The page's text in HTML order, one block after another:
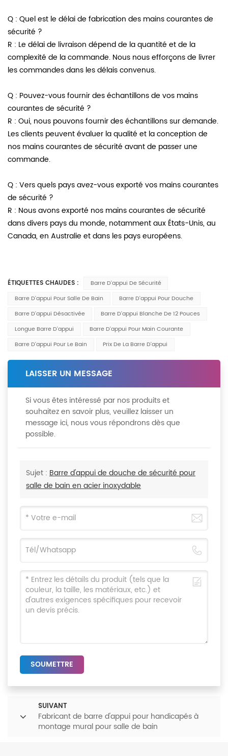
Q : Quel est le délai de fabrication des mains courantes de
sécurité ?
R : Le délai de livraison dépend de la quantité et de la
complexité de la commande. Nous nous efforçons de livrer
les commandes dans les délais convenus.
Q : Pouvez-vous fournir des échantillons de vos mains
courantes de sécurité ?
R : Oui, nous pouvons fournir des échantillons sur demande.
Les clients peuvent évaluer la qualité et la conception de
nos mains courantes de sécurité avant de passer une
commande.
Q : Vers quels pays avez-vous exporté vos mains courantes
de sécurité ?
R : Nous avons exporté nos mains courantes de sécurité
dans divers pays du monde, notamment aux États-Unis, au
Canada, en Australie et dans les pays européens.
ÉTIQUETTES CHAUDES :
Barre D'appui De Sécurité
Barre D'appui Pour Salle De Bain
Barre D'appui Pour Douche
Barre D'appui Désactivée
Barre D'appui Blanche De 12 Pouces
Longue Barre D'appui
Barre D'appui Pour Main Courante
Barre D'appui Pour Le Bain
Prix De La Barre D'appui
LAISSER UN MESSAGE
Si vous êtes intéressé par nos produits et
souhaitez en savoir plus, veuillez laisser un
message ici, nous vous répondrons dès que
possible.
Sujet : Barre d'appui de douche de sécurité pour
salle de bain en acier inoxydable
SOUMETTRE
SUIVANT
Fabricant de barre d'appui pour handicapés à
montage mural pour salle de bain